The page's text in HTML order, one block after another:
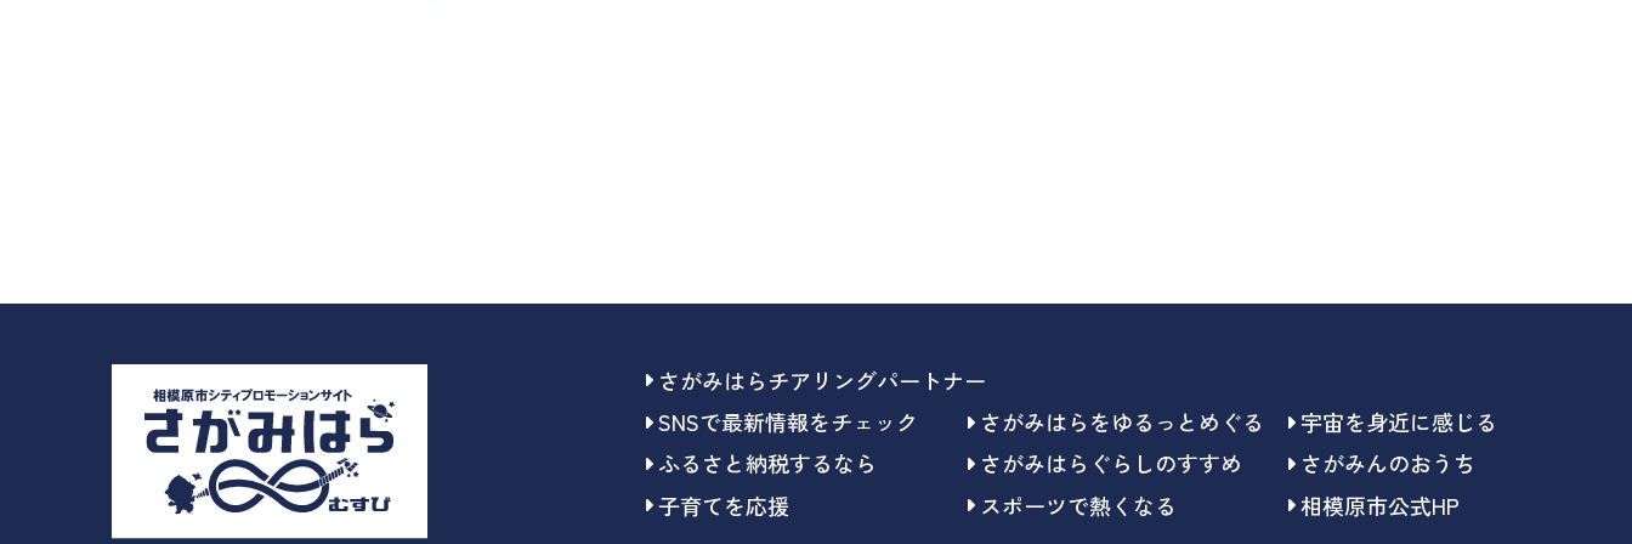
さがみはらチアリングパートナー
SNSで最新情報をチェック
さがみはらをゆるっとめぐる
宇宙を身近に感じる
ふるさと納税するなら
さがみはらぐらしのすすめ
さがみんのおうち
子育てを応援
スポーツで熱くなる 相模原市公式HP